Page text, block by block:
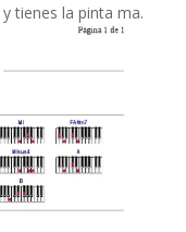
tienes la pinta ma.